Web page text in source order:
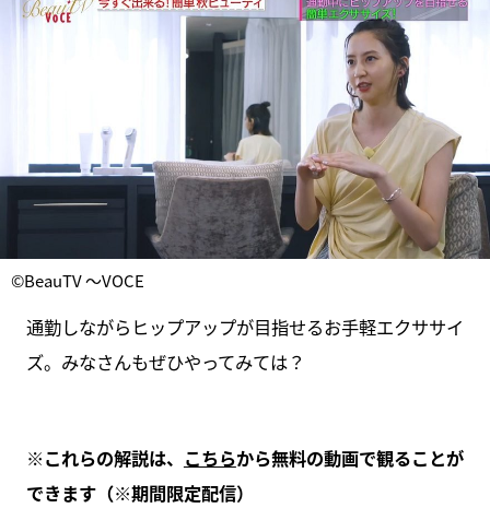
©BeauTV ～VOCE
通勤しながらヒップアップが目指せるお手軽エクササイ
ズ。みなさんもぜひやってみては？
※これらの解説は、 こちらから無料の動画で観ることが
できます（※期間限定配信）